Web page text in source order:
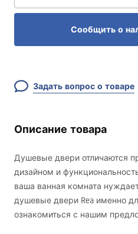
Сообщить о
Задать вопрос о товаре
Описание товара
Душевые двери отличаются
дизайном и
ваша ванная комната
душевые двери Rea именно
ознакомиться с нашим